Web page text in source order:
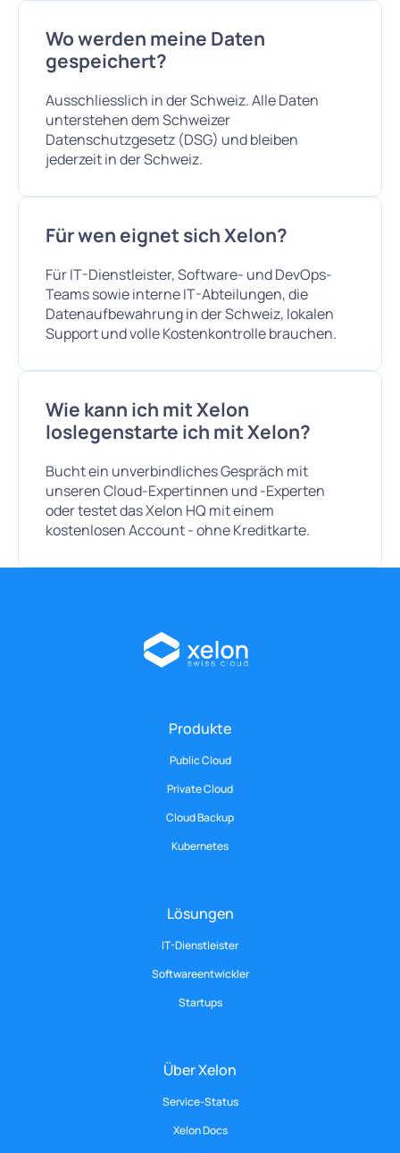
Wo werden meine Daten
gespeichert?
Ausschliesslich in der Schweiz. Alle Daten
unterstehen dem Schweizer
Datenschutzgesetz (DSG) und bleiben
jederzeit in der Schweiz.
Für wen eignet sich Xelon?
Für IT-Dienstleister, Software- und DevOps-
Teams sowie interne IT-Abteilungen, die
Datenaufbewahrung in der Schweiz, lokalen
Support und volle Kostenkontrolle brauchen.
Wie kann ich mit Xelon
loslegenstarte ich mit Xelon?
Bucht ein unverbindliches Gespräch mit
unseren Cloud-Expertinnen und -Experten
oder testet das Xelon HQ mit einem
kostenlosen Account - ohne Kreditkarte.
Produkte
Public Cloud
Private Cloud
Cloud Backup
Kubernetes
Lösungen
IT-Dienstleister
Softwareentwickler
Startups
Über Xelon
Service-Status
Xelon Docs